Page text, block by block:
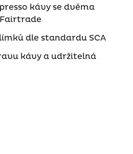
kávy se dvěma
dle standardu SCA
kávy a udržitelná